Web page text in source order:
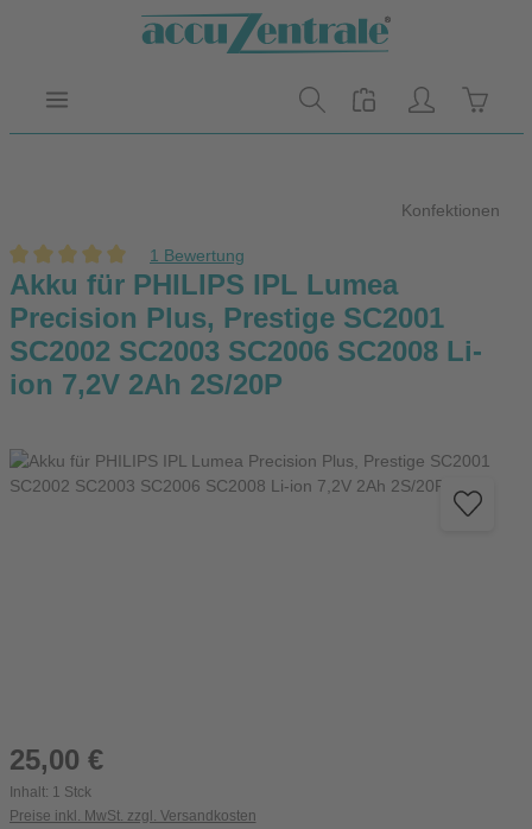
Zum Hauptinhalt springen
Konfektionen
Durchschnittliche Bewertung von 5 von 5 Sternen
1 Bewertung
Akku für PHILIPS IPL Lumea
Precision Plus, Prestige SC2001
SC2002 SC2003 SC2006 SC2008 Li-
ion 7,2V 2Ah 2S/20P
Bildergalerie überspringen
Regulärer Preis:
25,00 €
Inhalt: 1 Stck
Preise inkl. MwSt. zzgl. Versandkosten